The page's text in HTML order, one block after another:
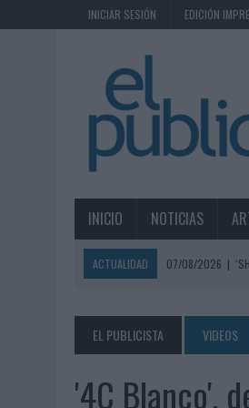
INICIAR SESIÓN EDICIÓN
INICIO NOTICIAS
ACTUALIDAD 07/08/2026 |
07/08/2026 | MG SPIRIT
07/08/2026
PATRÓN
EL PUBLICISTA VIDEOS
'4C Blanco',